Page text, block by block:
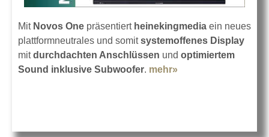
Mit Novos One präsentiert heinekingmedia ein neues
plattformneutrales und somitsystemoffenes Display
mitdurchdachten Anschlüssen und optimiertem
Sound inklusive Subwoofer. mehr»